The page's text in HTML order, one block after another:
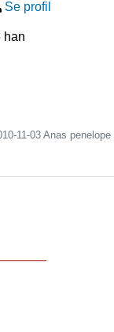
Se profil
han
11-03 Anas penelope